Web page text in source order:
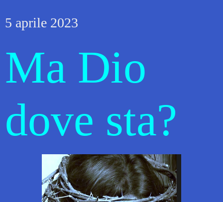
5 aprile 2023
Ma Dio
dove sta?